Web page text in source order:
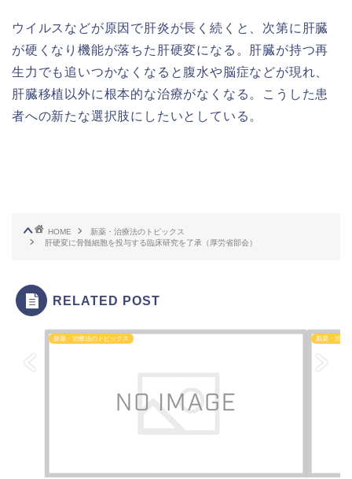
ウイルスなどが原因で肝炎が長く続くと、次第に肝臓
が硬くなり機能が落ちた肝硬変になる。肝臓が持つ再
生力でも追いつかなくなると腹水や脳症などが現れ、
肝臓移植以外に根本的な治療がなくなる。こうした患
者への新たな選択肢にしたいとしている。
HOME
新薬・治療法のトピックス
肝硬変に骨髄細胞を投与する臨床研究を了承（厚労省部会）
RELATED POST
新薬・治療法のトピックス 新薬・治療